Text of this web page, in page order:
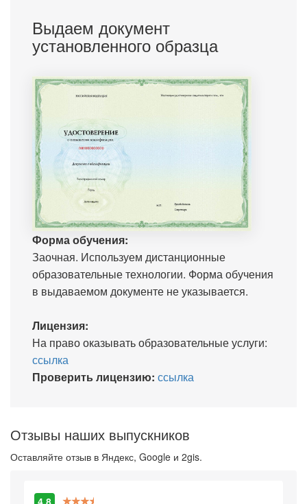
Выдаем документ
установленного образца
Форма обучения:
Заочная. Используем дистанционные
образовательные технологии. Форма обучения
в выдаваемом документе не указывается.
Лицензия:
На право оказывать образовательные услуги:
ссылка
Проверить лицензию: ссылка
Отзывы наших выпускников
Оставляйте отзыв в Яндекс, Google и 2gis.